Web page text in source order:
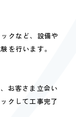
クなど、設備や
を行います。
お客さま立会い
クして工事完了